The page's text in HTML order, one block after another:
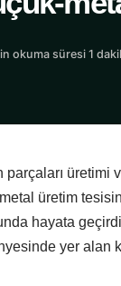
okuma süresi 1
üretimi
üretim
hayata
yer alan